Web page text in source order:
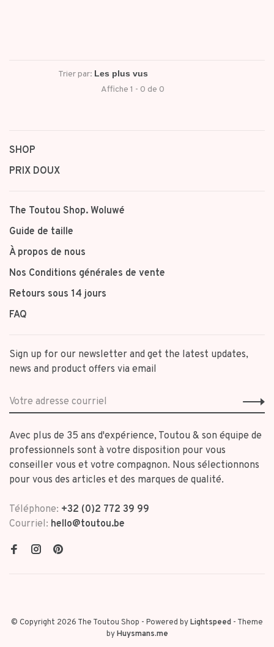
Trier par:
Affiche 1 - 0 de 0
SHOP
PRIX DOUX
The Toutou Shop. Woluwé
Guide de taille
À propos de nous
Nos Conditions générales de vente
Retours sous 14 jours
FAQ
Sign up for our newsletter and get the latest updates,
news and product offers via email
Avec plus de 35 ans d'expérience, Toutou & son équipe de
professionnels sont à votre disposition pour vous
conseiller vous et votre compagnon. Nous sélectionnons
pour vous des articles et des marques de qualité.
Téléphone: +32 (0)2 772 39 99
Courriel: hello@toutou.be
© Copyright 2026 The Toutou Shop - Powered byLightspeed - Theme
byHuysmans.me